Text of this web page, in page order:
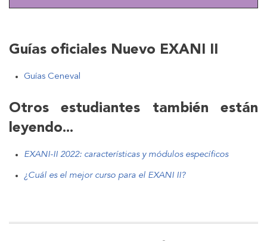
Guías oficiales Nuevo EXANI II
Guías Ceneval
Otros estudiantes también están
leyendo...
EXANI-II 2022: características y módulos específicos
¿Cuál es el mejor curso para el EXANI II?